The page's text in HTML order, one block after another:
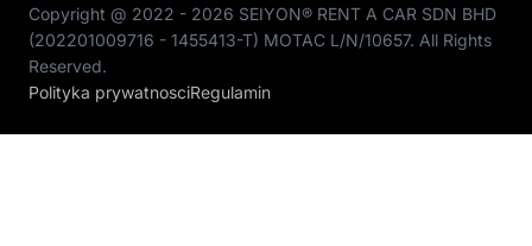
Copyright @ 2022 - 2026 SEIYON® RENT A CAR SDN BHD
(202201009716 - 1455413-T) MOTAC L/N/10657. All Rights
Reserved.
Polityka prywatnosciRegulamin